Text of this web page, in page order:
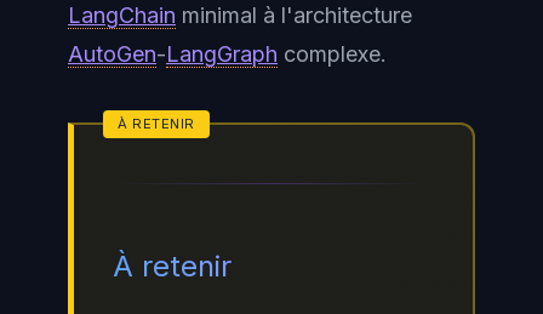
LangChain minimal à l'architecture
AutoGen-LangGraph complexe.
À retenir